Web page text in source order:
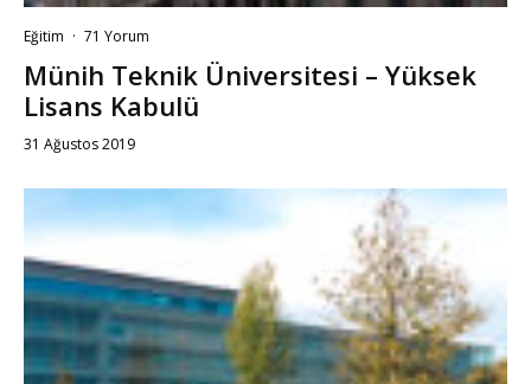
Eğitim · 71 Yorum
Münih Teknik Üniversitesi – Yüksek
Lisans Kabulü
31 Ağustos 2019